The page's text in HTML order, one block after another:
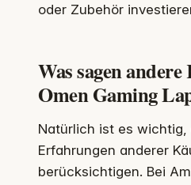
oder Zubehör
Was sagen
Omen Gaming
Natürlich ist es wichtig,
Erfahrungen anderer
berücksichtigen. Bei